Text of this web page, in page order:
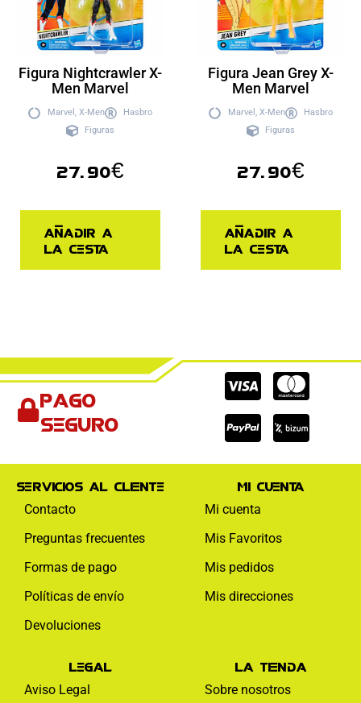
Figura Nightcrawler X-
Men Marvel
Marvel , X-Men
Hasbro
Figuras
27.90€
Añadir a
la cesta
Figura Jean Grey X-
Men Marvel
Marvel , X-Men
Hasbro
Figuras
27.90€
Añadir a
la cesta
Pago
seguro
Cc-
visa
Cc-
Cc-
paypal
Servicios al cliente
Contacto
Preguntas frecuentes
Formas de pago
Políticas de envío
Devoluciones
Mi cuenta
Mi cuenta
Mis Favoritos
Mis pedidos
Mis direcciones
Legal
Aviso Legal
La tienda
Sobre nosotros